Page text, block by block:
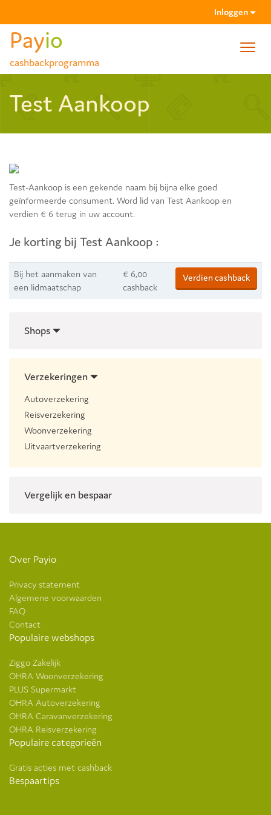
Inloggen
Activatiemail niet gehad?
Payio
cashbackprogramma
Test Aankoop
Test-Aankoop is een gekende naam bij bijna elke goed
geïnformeerde consument. Word lid van Test Aankoop en
verdien € 6 terug in uw account.
Je korting bij Test Aankoop :
Bij het aanmaken van
een lidmaatschap
€ 6,00
cashback
Verdien cashback
Shops
Verzekeringen
Autoverzekering
Reisverzekering
Woonverzekering
Uitvaartverzekering
Vergelijk en bespaar
Over Payio
Privacy statement
Algemene voorwaarden
FAQ
Contact
Populaire webshops
Ziggo Zakelijk
OHRA Woonverzekering
PLUS Supermarkt
OHRA Autoverzekering
OHRA Caravanverzekering
OHRA Reisverzekering
Populaire categorieën
Gratis acties met cashback
Bespaartips